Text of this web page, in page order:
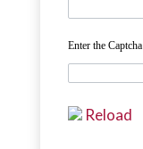
Enter the Captcha
Reload